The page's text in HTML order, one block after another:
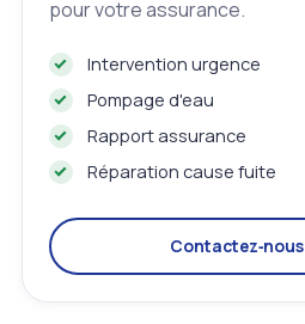
pour votre assurance.
Intervention urgence
Pompage d'eau
Rapport assurance
Réparation cause fuite
Contactez‑nous